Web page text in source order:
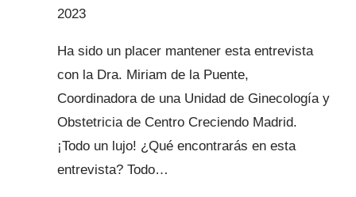
2023
Ha sido un placer mantener esta entrevista
con la Dra. Miriam de la Puente,
Coordinadora de una Unidad de Ginecología y
Obstetricia de Centro Creciendo Madrid.
¡Todo un lujo! ¿Qué encontrarás en esta
entrevista? Todo…